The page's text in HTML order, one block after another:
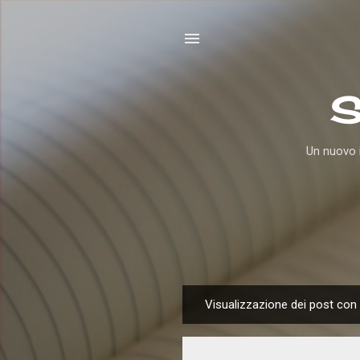
Un
o
Visualizzazione dei post